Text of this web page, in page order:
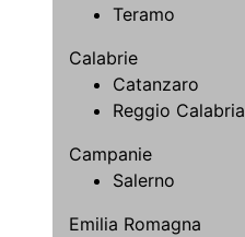
Teramo
Calabrie
Catanzaro
Reggio Calabria
Campanie
Salerno
Emilia Romagna